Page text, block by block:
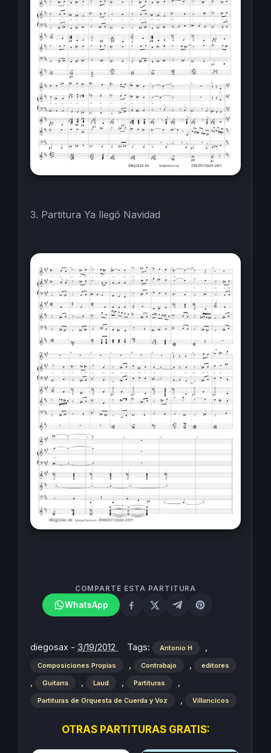
3. Partitura Ya llegó Navidad
COMPARTE ESTA PARTITURA
WhatsApp
diegosax - 3/19/2012 Tags: Antonio H
Composiciones Propias Contrabajo editores
Guitarra Laud Partituras
Partituras de Orquesta de Cuerda y Voz Villancicos
OTRAS PARTITURAS GRATIS: